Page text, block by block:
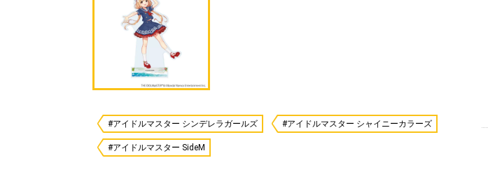
#アイドルマスター シンデレラガールズ #アイドルマスター シャイニーカラーズ
#アイドルマスター SideM